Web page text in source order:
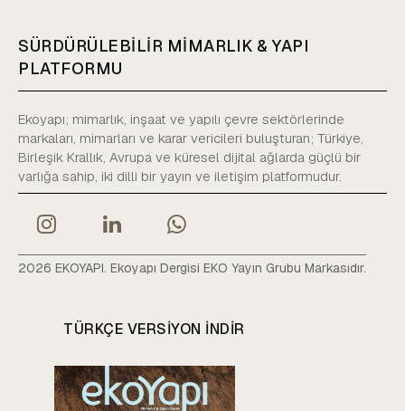
SÜRDÜRÜLEBİLİR MİMARLIK & YAPI
PLATFORMU
Ekoyapı; mimarlık, inşaat ve yapılı çevre sektörlerinde
markaları, mimarları ve karar vericileri buluşturan; Türkiye,
Birleşik Krallık, Avrupa ve küresel dijital ağlarda güçlü bir
varlığa sahip, iki dilli bir yayın ve iletişim platformudur.
2026 EKOYAPI. Ekoyapı Dergisi EKO Yayın Grubu Markasıdır.
TÜRKÇE VERSIYON INDIR